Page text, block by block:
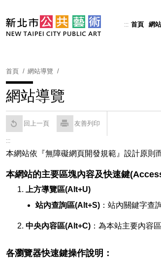
::: 首頁 網
Powered by Translate
首頁 網站導覽
網站導覽
回上一頁 友善列印
:::
本網站依『無障礙網頁開發規範』設計原則
本網站的主要區塊內容及快速鍵
上方導覽區(Alt+U)
站內查詢區(Alt+S) ：站內關鍵字查詢
中央內容區(Alt+C) ：為本站主要內容
各瀏覽器快速鍵操作說明：